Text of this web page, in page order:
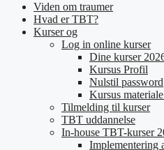
Viden om traumer
Hvad er TBT?
Kurser og
Log in online kurser
Dine kurser
Kursus Profil
Nulstil password
Kursus
Tilmelding til kurser
TBT uddannelse
In-house TBT-kurser
Implementering